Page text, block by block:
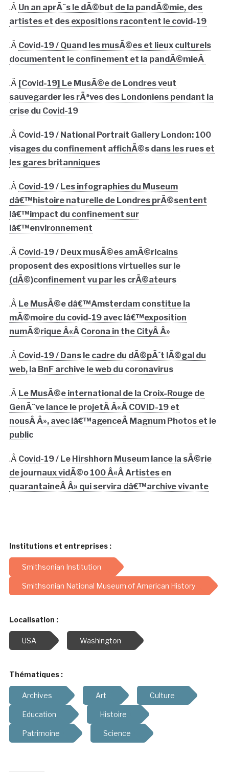
.Â Un an aprÃ¨s le dÃ©but de la pandÃ©mie, des
artistes et des expositions racontent le covid-19
.Â Covid-19 / Quand les musÃ©es et lieux culturels
documentent le confinement et la pandÃ©mieÂ
.Â [Covid-19] Le MusÃ©e de Londres veut
sauvegarder les rÃªves des Londoniens pendant la
crise du Covid-19
.Â Covid-19 / National Portrait Gallery London: 100
visages du confinement affichÃ©s dans les rues et
les gares britanniques
.Â Covid-19 / Les infographies du Museum
dâ€™histoire naturelle de Londres prÃ©sentent
lâ€™impact du confinement sur
lâ€™environnement
.Â Covid-19 / Deux musÃ©es amÃ©ricains
proposent des expositions virtuelles sur le
(dÃ©)confinement vu par les crÃ©ateurs
.Â Le MusÃ©e dâ€™Amsterdam constitue la
mÃ©moire du covid-19 avec lâ€™exposition
numÃ©rique Â«Â Corona in the CityÂ Â»
.Â Covid-19 / Dans le cadre du dÃ©pÃ´t lÃ©gal du
web, la BnF archive le web du coronavirus
.Â Le MusÃ©e international de la Croix-Rouge de
GenÃ¨ve lance le projetÂ Â«Â COVID-19 et
nousÂ Â», avec lâ€™agenceÂ Magnum Photos et le
public
.Â Covid-19 / Le Hirshhorn Museum lance la sÃ©rie
de journaux vidÃ©o 100 Â«Â Artistes en
quarantaineÂ Â» qui servira dâ€™archive vivante
Institutions et entreprises :
Smithsonian Institution
Smithsonian National Museum of American History
Localisation :
USA Washington
Thématiques :
Archives Art Culture
Education Histoire
Patrimoine Science